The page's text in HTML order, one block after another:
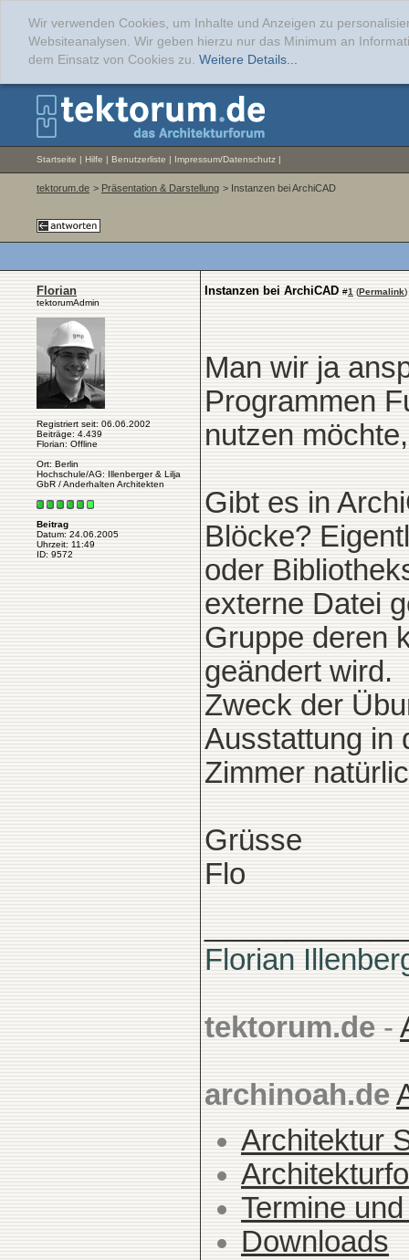
Wir verwenden Cookies, um Inhalte und Anzeigen zu
Websiteanalysen. Wir geben hierzu nur das Minimum an
dem Einsatz von Cookies zu. Weitere Details...
Startseite | Hilfe | Benutzerliste | Impressum/Datenschutz |
tektorum.de > Präsentation & Darstellung > Instanzen bei ArchiCAD
Florian
tektorumAdmin
Registriert seit: 06.06.2002
Beiträge: 4.439
Florian: Offline
Ort: Berlin
Hochschule/AG: Illenberger & Lilja
GbR / Anderhalten Architekten
Beitrag
Datum: 24.06.2005
Uhrzeit: 11:49
ID: 9572
Instanzen bei ArchiCAD #1 (Permalink)
Man wir ja
Programmen
nutzen
Gibt es in
Blöcke?
oder
externe Datei
Gruppe deren
geändert wird.
Zweck der
Ausstattung in
Zimmer
Grüsse
Flo
Florian
tektorum.de -
archinoah.de
Architektur
Termine
Downloads